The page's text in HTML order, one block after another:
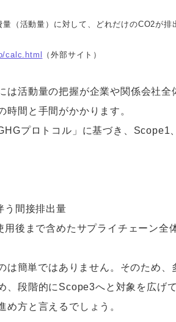
（活動量）に対して、どれだけのCO2が
calc.html （外部サイト）
は活動量の把握が企業や関係会社
時間と手間がかかります。
プロトコル」に基づき、
う間接排出量
後まで含めたサプライチェーン全
は簡単ではありません。そのため
、段階的にScope3へと対象を広げ
方と言えるでしょう。